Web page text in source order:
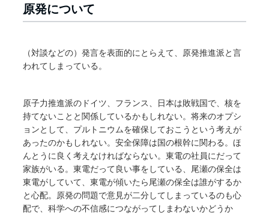
原発について
（対談などの）発言を表面的にとらえて、原発推進派と言
われてしまっている。
原子力推進派のドイツ、フランス、日本は敗戦国で、核を
持てないことと関係しているかもしれない。将来のオプシ
ョンとして、プルトニウムを確保しておこうという考えが
あったのかもしれない。安全保障は国の根幹に関わる。ほ
んとうに良く考えなければならない。東電の社員にだって
家族がいる。東電だって良い事をしている、尾瀬の保全は
東電がしていて、東電が傾いたら尾瀬の保全は誰がするか
と心配。原発の問題で意見が二分してしまっているのも心
配で、科学への不信感につながってしまわないかどうか